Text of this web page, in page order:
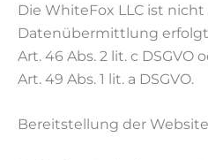
Die WhiteFox LLC ist
Datenübermittlung
Art. 46 Abs. 2 lit. c
Art. 49 Abs. 1 lit. a DSGVO.
Bereitstellung der